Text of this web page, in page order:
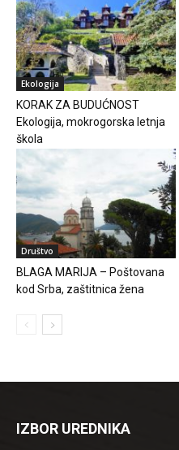
Ekologija
KORAK ZA BUDUĆNOST
Ekologija, mokrogorska letnja
škola
Društvo
BLAGA MARIJA – Poštovana
kod Srba, zaštitnica žena
IZBOR UREDNIKA